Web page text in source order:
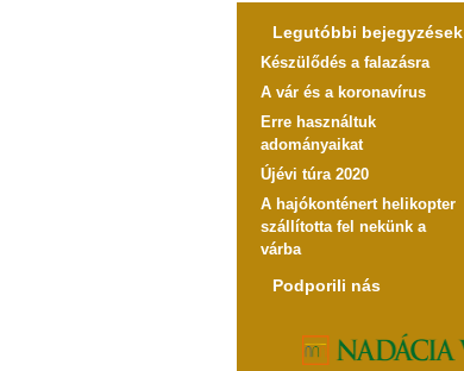
Legutóbbi bejegyzések
Készülődés a falazásra
A vár és a koronavírus
Erre használtuk
adományaikat
Újévi túra 2020
A hajókonténert helikopter
szállította fel nekünk a
várba
Podporili nás